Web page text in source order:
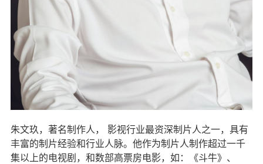
朱文玖，著名制作人， 影视行业最资深制片人之一，具有
丰富的制片经验和行业人脉。他作为制片人制作超过一千
集以上的电视剧，和数部高票房电影，如：《斗牛》、